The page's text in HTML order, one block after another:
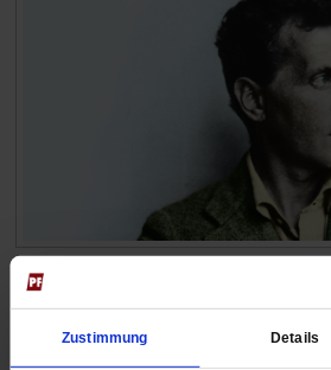
Zustimmung Details
»Denk nicht, sondern schau!«